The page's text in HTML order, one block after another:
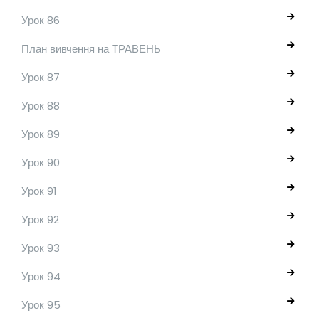
Урок 86
План вивчення на ТРАВЕНЬ
Урок 87
Урок 88
Урок 89
Урок 90
Урок 91
Урок 92
Урок 93
Урок 94
Урок 95